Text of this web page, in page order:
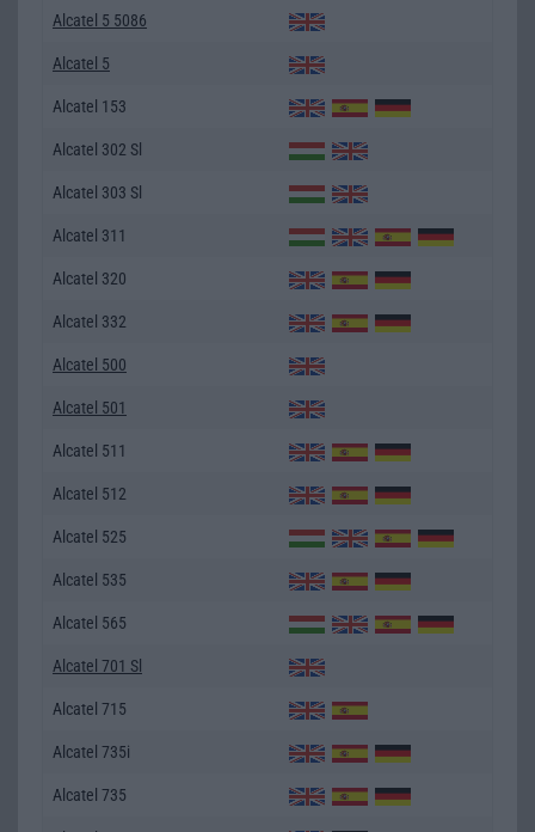
Alcatel 5 5086
Alcatel 5
Alcatel 153
Alcatel 302 Sl
Alcatel 303 Sl
Alcatel 311
Alcatel 320
Alcatel 332
Alcatel 500
Alcatel 501
Alcatel 511
Alcatel 512
Alcatel 525
Alcatel 535
Alcatel 565
Alcatel 701 Sl
Alcatel 715
Alcatel 735i
Alcatel 735